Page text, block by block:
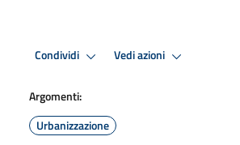
Condividi Vedi azioni
Argomenti:
Urbanizzazione